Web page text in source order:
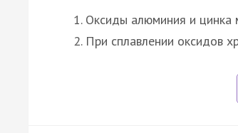
Оксиды алюминия и цинка
При сплавлении оксидов